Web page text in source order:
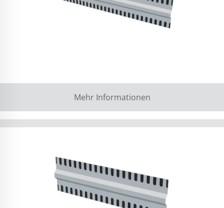
Mehr Informationen